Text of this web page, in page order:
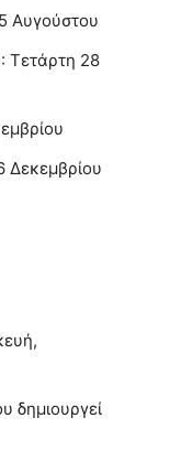
Αυγούστου
: Τετάρτη 28
Δεκεμβρίου
δημιουργεί